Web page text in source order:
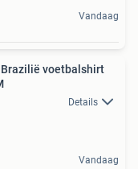
Vandaag
voetbalshirt
Details
Vandaag